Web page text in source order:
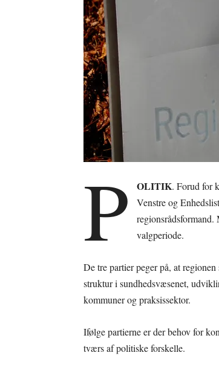
P OLITIK. Forud for
Venstre og
regionsrådsformand.
valgperiode.
De tre partier peger på, at
struktur i sundhedsvæsenet,
kommuner og praksissektor.
Ifølge partierne er der behov for
tværs af politiske forskelle.